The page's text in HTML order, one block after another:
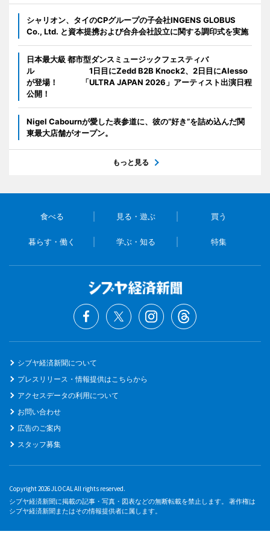
シャリオン、タイのCPグループの子会社INGENS GLOBUS
Co., Ltd. と資本提携および合弁会社設立に関する調印式を実施
日本最大級 都市型ダンスミュージックフェスティバ
ル 1日目にZedd B2B Knock2、2日目にAlesso
が登場！ 「ULTRA JAPAN 2026」アーティスト出演日程
公開！
Nigel Cabournが愛した表参道に、彼の“好き”を詰め込んだ関
東最大店舗がオープン。
もっと見る
食べる 見る・遊ぶ 買う
暮らす・働く 学ぶ・知る 特集
シブヤ経済新聞について
プレスリリース・情報提供はこちらから
アクセスデータの利用について
お問い合わせ
広告のご案内
スタッフ募集
Copyright 2026 JLOCAL All rights reserved.
シブヤ経済新聞に掲載の記事・写真・図表などの無断転載を禁止します。 著作権は
シブヤ経済新聞またはその情報提供者に属します。